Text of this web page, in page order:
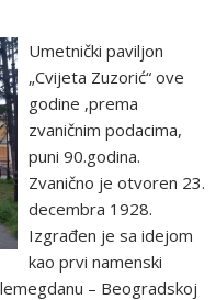
Umetnički paviljon
„Cvijeta Zuzorić“ ove
godine ,prema
zvaničnim podacima,
puni 90.godina.
Zvanično je otvoren 23.
decembra 1928.
Izgrađen je sa idejom
kao prvi namenski
– Beogradskoj